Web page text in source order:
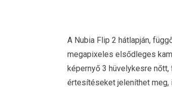
A Nubia Flip 2 hátlapján,
megapixeles elsődleges
képernyő 3 hüvelykesre
értesítéseket jeleníthet meg,